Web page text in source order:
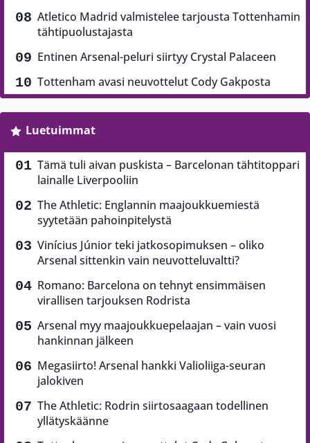
Atletico Madrid valmistelee tarjousta Tottenhamin
tähtipuolustajasta
Entinen Arsenal-peluri siirtyy Crystal Palaceen
Tottenham avasi neuvottelut Cody Gakposta
Luetuimmat
Tämä tuli aivan puskista – Barcelonan tähtitoppari
lainalle Liverpooliin
The Athletic: Englannin maajoukkuemiestä
syytetään pahoinpitelystä
Vinícius Júnior teki jatkosopimuksen – oliko
Arsenal sittenkin vain neuvotteluvaltti?
Romano: Barcelona on tehnyt ensimmäisen
virallisen tarjouksen Rodrista
Arsenal myy maajoukkuepelaajan – vain vuosi
hankinnan jälkeen
Megasiirto! Arsenal hankki Valioliiga-seuran
jalokiven
The Athletic: Rodrin siirtosaagaan todellinen
yllätyskäänne